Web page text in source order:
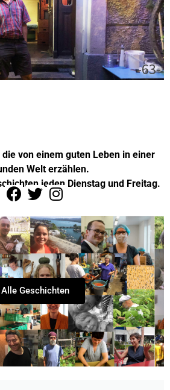
-63-
von einem guten Leben in einer
Welt erzählen.
jeden Dienstag und Freitag.
Alle Geschichten